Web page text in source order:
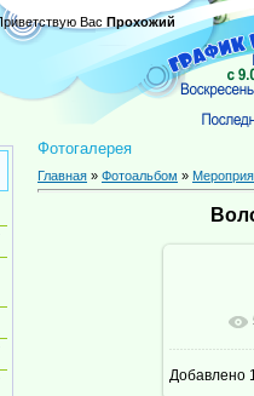
Вас Прохожий
Фотогалерея
Главная » Фотоальбом »
В
Добавлено